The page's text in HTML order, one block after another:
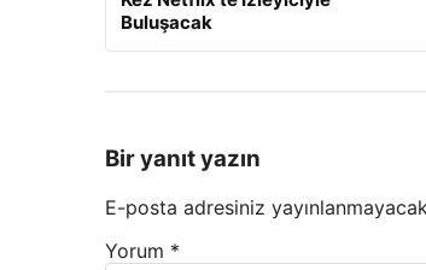
Buluşacak
Bir yanıt yazın
E-posta adresiniz
Yorum *